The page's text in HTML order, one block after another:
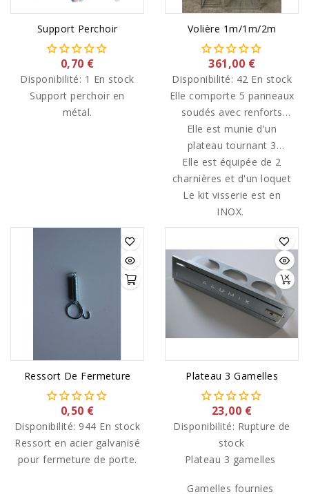
Support Perchoir
0,70 €
Disponibilité: 1 En stock
Support perchoir en
métal.
Volière 1m/1m/2m
361,00 €
Disponibilité: 42 En stock
Elle comporte 5 panneaux
soudés avec renforts
latéraux.
Elle est munie d'un
plateau tournant 3
gamelles de diamètre 13
cm avec gamelles
Elle est équipée de 2
charnières et d'un loquet
Le kit visserie est en
INOX.
Ressort De Fermeture
0,50 €
Disponibilité: 944 En stock
Ressort en acier galvanisé
pour fermeture de porte.
Plateau 3 Gamelles
23,00 €
Disponibilité: Rupture de
stock
Plateau 3 gamelles
Gamelles fournies